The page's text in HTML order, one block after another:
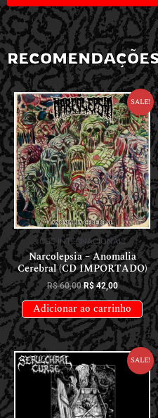
Sale!
CDS INTERNACIONAIS
Narcolepsia – Anomalia
Cerebral (CD IMPORTADO)
R$60,00 R$42,00
Adicionar ao carrinho
Sale!